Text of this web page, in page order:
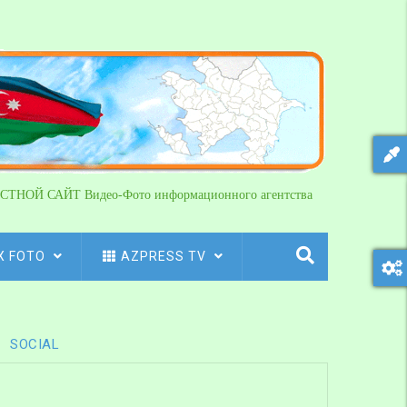
САЙТ Видео-Фото информационного агентства
FOTO AZPRESS TV
SOCIAL